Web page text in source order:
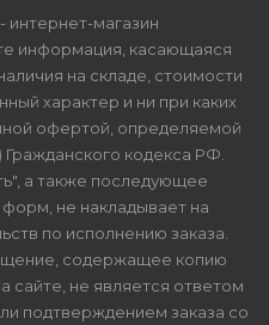
интернет-магазин
информация, касающаяся
на складе, стоимости
характер и ни при каких
офертой, определяемой
кодекса РФ.
а также последующее
не накладывает на
по исполнению заказа.
содержащее копию
сайте, не является ответом
подтверждением заказа со